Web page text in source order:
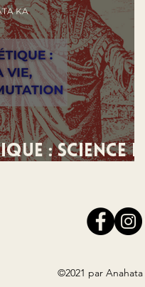
: Science de
KA
©2021 par